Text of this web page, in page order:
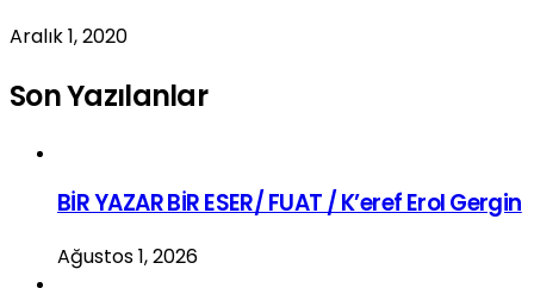
Aralık 1, 2020
Son Yazılanlar
BİR YAZAR BİR ESER/ FUAT / K’eref Erol Gergin
Ağustos 1, 2026